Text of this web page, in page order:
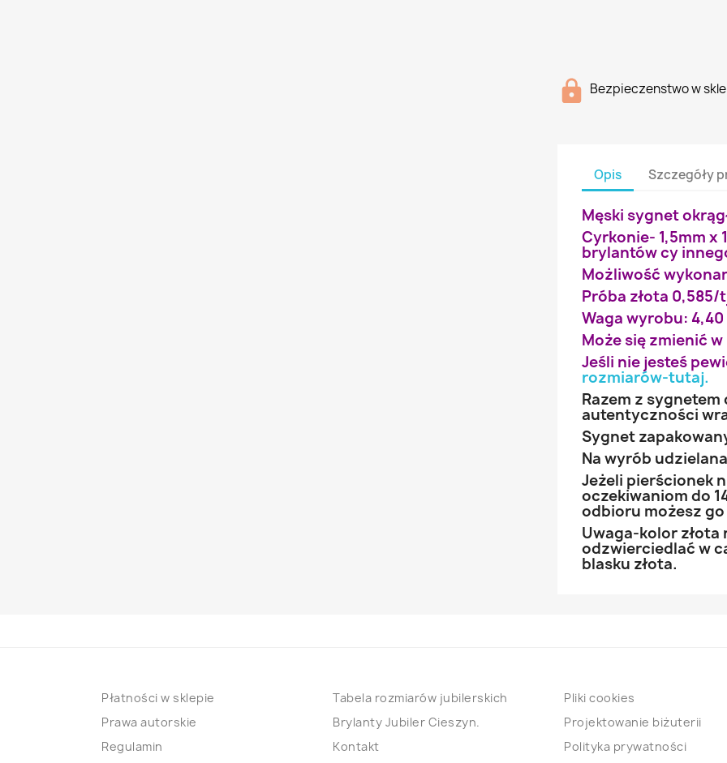
Bezpieczenstwo w
Opis Szczegóły
Męski sygnet
Cyrkonie- 1,5mm x
brylantów cy
Możliwość
Próba złota 0,585/
Waga wyrobu: 4,40
Może się zmienić
Jeśli nie jesteś
rozmiarów-tutaj.
Razem z
autentyczności
Sygnet
Na wyrób
Jeżeli pierścionek
oczekiwaniom do
odbioru możesz
Uwaga-kolor złota
odzwierciedlać w
blasku złota.
Płatności w sklepie
Prawa autorskie
Regulamin
Tabela rozmiarów jubilerskich
Brylanty Jubiler Cieszyn.
Kontakt
Pliki cookies
Projektowanie biżuterii
Polityka prywatności